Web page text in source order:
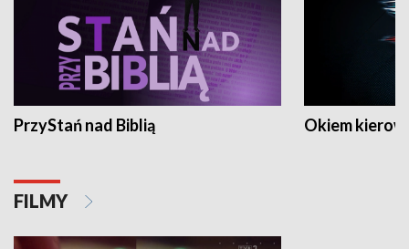
PrzyStań nad Biblią Okiem
FILMY